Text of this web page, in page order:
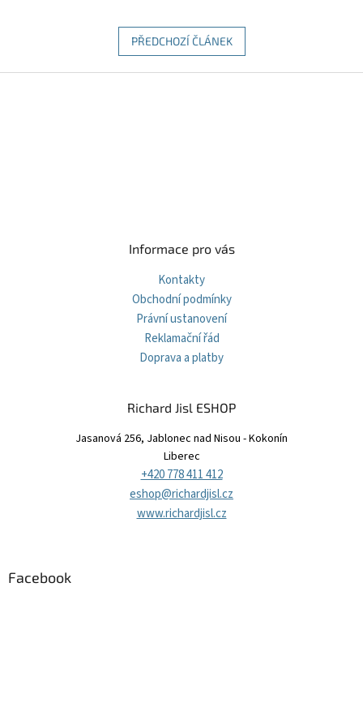
PŘEDCHOZÍ ČLÁNEK
Informace pro vás
Kontakty
Obchodní podmínky
Právní ustanovení
Reklamační řád
Doprava a platby
Richard Jisl ESHOP
Jasanová 256, Jablonec nad Nisou - Kokonín
Liberec
+420 778 411 412
eshop@richardjisl.cz
www.richardjisl.cz
Facebook